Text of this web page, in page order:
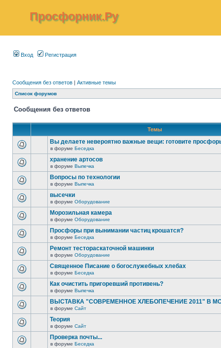
Просфорник.Ру
Вход Регистрация
Сообщения без ответов | Активные темы
Список форумов
Сообщения без ответов
Темы
Вы делаете невероятно важные вещи: готовите
в форуме Беседка
хранение артосов
в форуме Выпечка
Вопросы по технологии
в форуме Выпечка
высечки
в форуме Оборудование
Морозильная камера
в форуме Оборудование
Просфоры при вынимании частиц крошатся?
в форуме Беседка
Ремонт тестораскаточной машинки
в форуме Оборудование
Священное Писание о богослужебных хлебах
в форуме Беседка
Как очистить пригоревший противень?
в форуме Выпечка
ВЫСТАВКА "СОВРЕМЕННОЕ ХЛЕБОПЕЧЕНИЕ 2011" В
в форуме Сайт
Теория
в форуме Сайт
Проверка почты...
в форуме Беседка